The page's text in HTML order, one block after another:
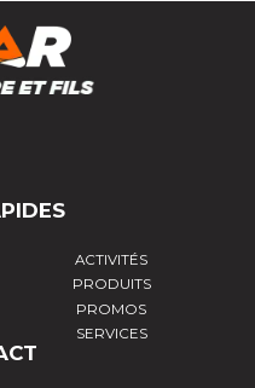
ACTIVITÉS
PRODUITS
PROMOS
SERVICES